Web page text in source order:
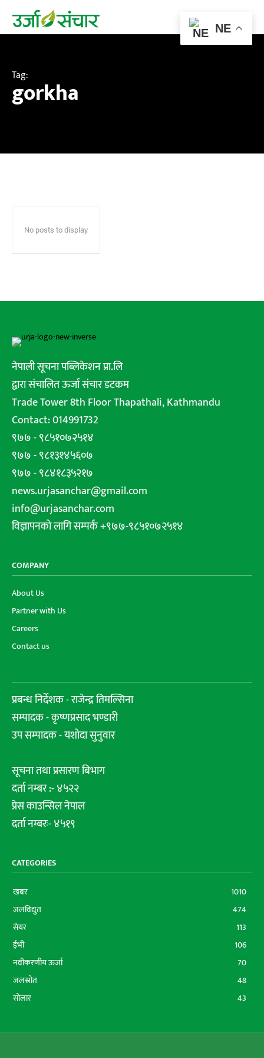
Tag:
gorkha
No posts to display
नेपाली सूचना पब्लिकेशन प्रा.लि
द्वारा संचालित ऊर्जा संचार डटकम
Trade Tower 8th Floor Thapathali, Kathmandu
Contact: 014991732
९७७ - ९८५१०७२५१४
९७७ - ९८१३१४५६०७
९७७ - ९८४१८३५२१७
news.urjasanchar@gmail.com
info@urjasanchar.com
विज्ञापनको लागि सम्पर्क +९७७-९८५१०७२५१४
COMPANY
About Us
Partner with Us
Careers
Contact us
प्रबन्ध निर्देशक - राजेन्द्र तिमल्सिना
सम्पादक - कृष्णप्रसाद भण्डारी
उप सम्पादक - यशोदा सुनुवार
सूचना तथा प्रसारण बिभाग
दर्ता नम्बर :- ४५२२
प्रेस काउन्सिल नेपाल
दर्ता नम्बरः- ४५१९
CATEGORIES
खबर
1010
जलविद्युत
474
सेयर
113
ईभी
106
नवीकरणीय ऊर्जा
70
जलस्रोत
48
सोलार
43
NE